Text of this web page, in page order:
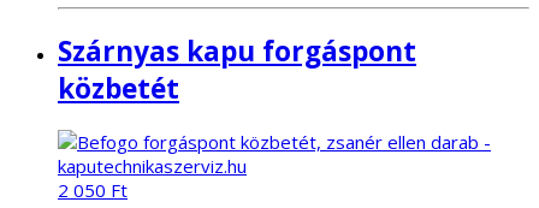
Szárnyas kapu forgáspont
közbetét
2 050 Ft